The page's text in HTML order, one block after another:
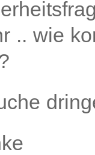
.. wie